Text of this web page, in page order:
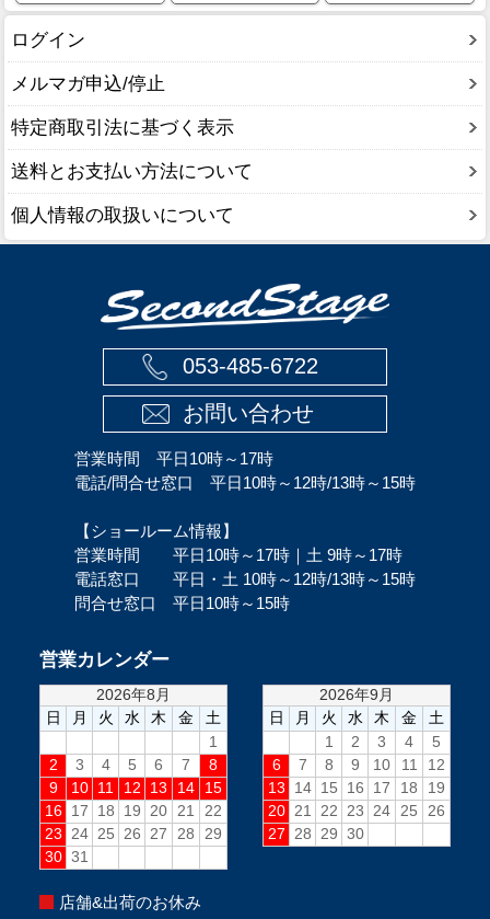
ログイン
メルマガ申込/停止
特定商取引法に基づく表示
送料とお支払い方法について
個人情報の取扱いについて
053-485-6722
お問い合わせ
営業時間 平日10時～17時
電話/問合せ窓口 平日10時～12時/13時～15時
【ショールーム情報】
営業時間 平日10時～17時｜土 9時～17時
電話窓口 平日・土 10時～12時/13時～15時
問合せ窓口 平日10時～15時
営業カレンダー
店舗&出荷のお休み